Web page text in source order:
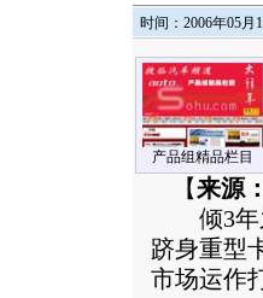
时间：2006年05月
产品组精品栏目
【来源
倾3年之
跻身重型
市场运作